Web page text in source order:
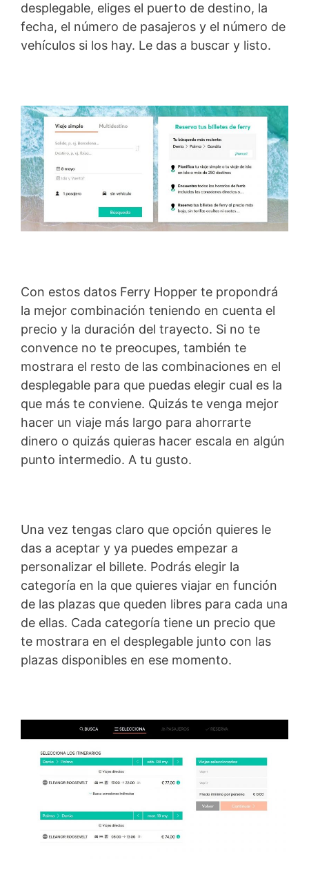
desplegable, eliges el puerto de destino, la
fecha, el número de pasajeros y el número de
vehículos si los hay. Le das a buscar y listo.
Con estos datos Ferry Hopper te propondrá
la mejor combinación teniendo en cuenta el
precio y la duración del trayecto. Si no te
convence no te preocupes, también te
mostrara el resto de las combinaciones en el
desplegable para que puedas elegir cual es la
que más te conviene. Quizás te venga mejor
hacer un viaje más largo para ahorrarte
dinero o quizás quieras hacer escala en algún
punto intermedio. A tu gusto.
Una vez tengas claro que opción quieres le
das a aceptar y ya puedes empezar a
personalizar el billete. Podrás elegir la
categoría en la que quieres viajar en función
de las plazas que queden libres para cada una
de ellas. Cada categoría tiene un precio que
te mostrara en el desplegable junto con las
plazas disponibles en ese momento.